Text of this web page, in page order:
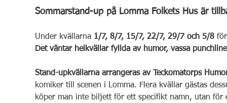
Sommarstand-up på Lomma Folkets Hus är
Under kvällarna 1/7, 8/7, 15/7, 22/7, 29/7 och 5/8
Det väntar helkvällar fyllda av humor, vassa
Stand-upkvällarna arrangeras av Teckomatorps
komiker till scenen i Lomma. Flera kvällar gästas
köper man inte biljett för ett specifikt namn, utan